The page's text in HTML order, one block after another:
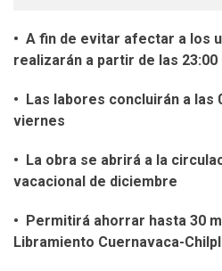
• A fin de evitar afectar a los
realizarán a partir de las
• Las labores concluirán a las
viernes
• La obra se abrirá a la
vacacional de diciembre
• Permitirá ahorrar hasta 30
Libramiento Cuernavaca-